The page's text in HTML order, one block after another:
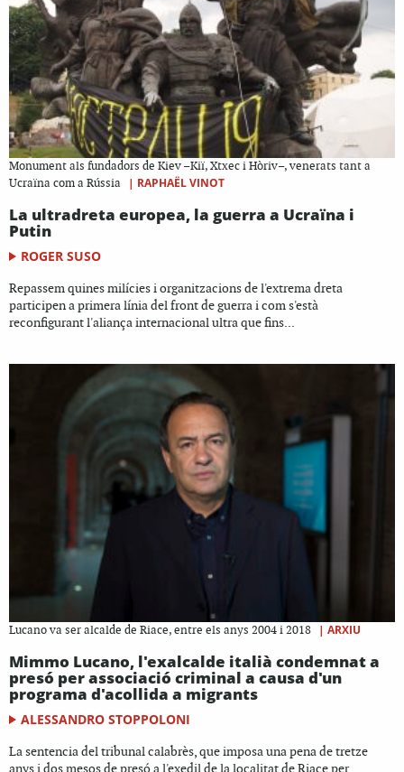
Monument als fundadors de Kiev –Kiï, Xtxec i Hòriv–, venerats tant a
Ucraïna com a Rússia
| RAPHAËL VINOT
La ultradreta europea, la guerra a Ucraïna i
Putin
ROGER SUSO
Repassem quines milícies i organitzacions de l'extrema dreta
participen a primera línia del front de guerra i com s'està
reconfigurant l'aliança internacional ultra que fins...
Lucano va ser alcalde de Riace, entre els anys 2004 i 2018 | ARXIU
Mimmo Lucano, l'exalcalde italià condemnat a
presó per associació criminal a causa d'un
programa d'acollida a migrants
ALESSANDRO STOPPOLONI
La sentencia del tribunal calabrès, que imposa una pena de tretze
anys i dos mesos de presó a l'exedil de la localitat de Riace per...